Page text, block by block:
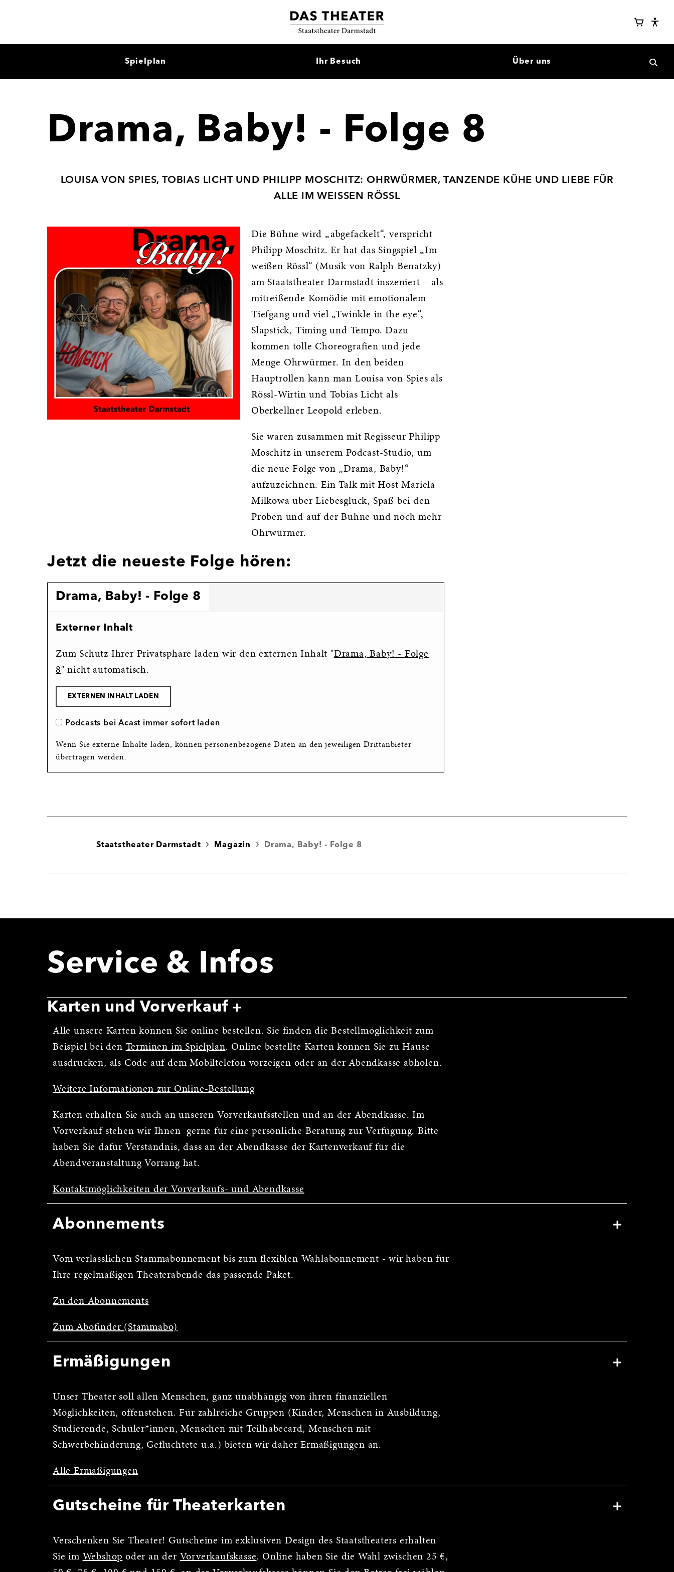
WebshopEye-
Spielplan Ihr Besuch Über uns
Suche
Drama, Baby! - Folge 8
LOUISA VON SPIES, TOBIAS LICHT UND PHILIPP MOSCHITZ: OHRWÜRMER, TANZENDE KÜHE UND LIEBE FÜR
ALLE IM WEISSEN RÖSSL
Die Bühne wird „abgefackelt“, verspricht
Philipp Moschitz. Er hat das Singspiel „Im
weißen Rössl“ (Musik von Ralph Benatzky)
am Staatstheater Darmstadt inszeniert – als
mitreißende Komödie mit emotionalem
Tiefgang und viel „Twinkle in the eye“,
Slapstick, Timing und Tempo. Dazu
kommen tolle Choreografien und jede
Menge Ohrwürmer. In den beiden
Hauptrollen kann man Louisa von Spies als
Rössl-Wirtin und Tobias Licht als
Oberkellner Leopold erleben.
Sie waren zusammen mit Regisseur Philipp
Moschitz in unserem Podcast-Studio, um
die neue Folge von „Drama, Baby!“
aufzuzeichnen. Ein Talk mit Host Mariela
Milkowa über Liebesglück, Spaß bei den
Proben und auf der Bühne und noch mehr
Ohrwürmer.
Jetzt die neueste Folge hören:
Drama, Baby! - Folge 8
Externer Inhalt
Zum Schutz Ihrer Privatsphäre laden wir den externen Inhalt "Drama, Baby! - Folge
8" nicht automatisch.
EXTERNEN INHALT LADEN
Podcasts bei Acast immer sofort laden
Wenn Sie externe Inhalte laden, können personenbezogene Daten an den jeweiligen Drittanbieter
übertragen werden.
Staatstheater Darmstadt Magazin Drama, Baby! - Folge 8
Service & Infos
Karten und Vorverkauf
Alle unsere Karten können Sie online bestellen. Sie finden die Bestellmöglichkeit zum
Beispiel bei den Terminen im Spielplan. Online bestellte Karten können Sie zu Hause
ausdrucken, als Code auf dem Mobiltelefon vorzeigen oder an der Abendkasse abholen.
Weitere Informationen zur Online-Bestellung
Karten erhalten Sie auch an unseren Vorverkaufsstellen und an der Abendkasse. Im
Vorverkauf stehen wir Ihnen gerne für eine persönliche Beratung zur Verfügung. Bitte
haben Sie dafür Verständnis, dass an der Abendkasse der Kartenverkauf für die
Abendveranstaltung Vorrang hat.
Kontaktmöglichkeiten der Vorverkaufs- und Abendkasse
Abonnements
Vom verlässlichen Stammabonnement bis zum flexiblen Wahlabonnement - wir haben für
Ihre regelmäßigen Theaterabende das passende Paket.
Zu den Abonnements
Zum Abofinder (Stammabo)
Ermäßigungen
Unser Theater soll allen Menschen, ganz unabhängig von ihren finanziellen
Möglichkeiten, offenstehen. Für zahlreiche Gruppen (Kinder, Menschen in Ausbildung,
Studierende, Schüler*innen, Menschen mit Teilhabecard, Menschen mit
Schwerbehinderung, Geflüchtete u.a.) bieten wir daher Ermäßigungen an.
Alle Ermäßigungen
Gutscheine für Theaterkarten
Verschenken Sie Theater! Gutscheine im exklusiven Design des Staatstheaters erhalten
Sie im Webshop oder an der Vorverkaufskasse. Online haben Sie die Wahl zwischen 25 €,